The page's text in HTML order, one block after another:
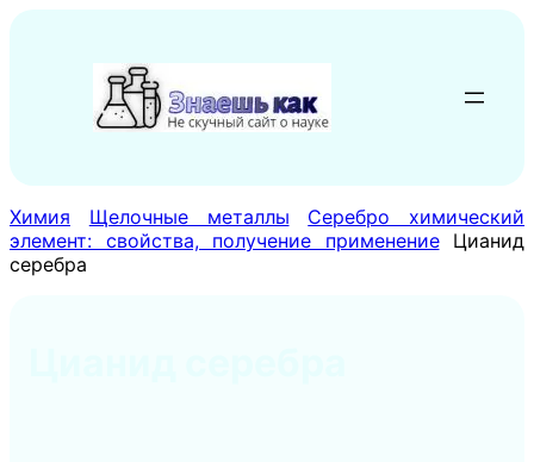
содержимому
Химия Щелочные металлы
Серебро химический
элемент: свойства, получение применение
Цианид
серебра